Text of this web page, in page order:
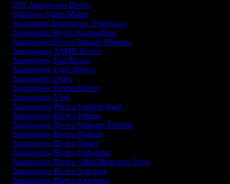
DIY Δημιουργία Βίντεο
Windows Video Maker
Αυτόματος Δημιουργός Υποτίτλων
Δημιουργία Βίντεο Κατοικίδιων
Δημιουργία Βίντεο Μικρού Μήκους
Δημιουργός ASMR Βίντεο
Δημιουργός Fan Βίντεο
Δημιουργός Lyric Βίντεο
Δημιουργός Outro
Δημιουργός Promo Βίντεο
Δημιουργός Vlog
Δημιουργός Βίντεο Fashion Haul
Δημιουργός Βίντεο Fitness
Δημιουργός Βίντεο Makeup Tutorial
Δημιουργός Βίντεο Podcast
Δημιουργός Βίντεο Teaser
Δημιουργός Βίντεο Unboxing
Δημιουργός Βίντεο «Μία Μέρα στη Ζωή»
Δημιουργός Βίντεο Άσκησης
Δημιουργός Βίντεο Ακινήτων